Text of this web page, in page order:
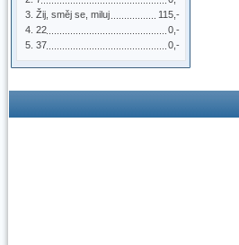
115,-
Žij, směj se, miluj
0,-
22
0,-
37